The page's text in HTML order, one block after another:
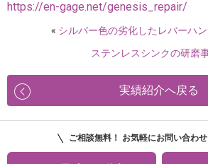
https://en-gage.net/genesis_repair/
« シルバー色の劣化したレバーハ
ステンレスシンクの研磨
実績紹介へ戻る
ご相談無料！ お気軽にお問い合わせ